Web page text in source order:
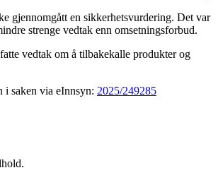
gjennomgått en sikkerhetsvurdering. Det var
strenge vedtak enn omsetningsforbud.
vedtak om å tilbakekalle produkter og
i saken via eInnsyn: 2025/249285